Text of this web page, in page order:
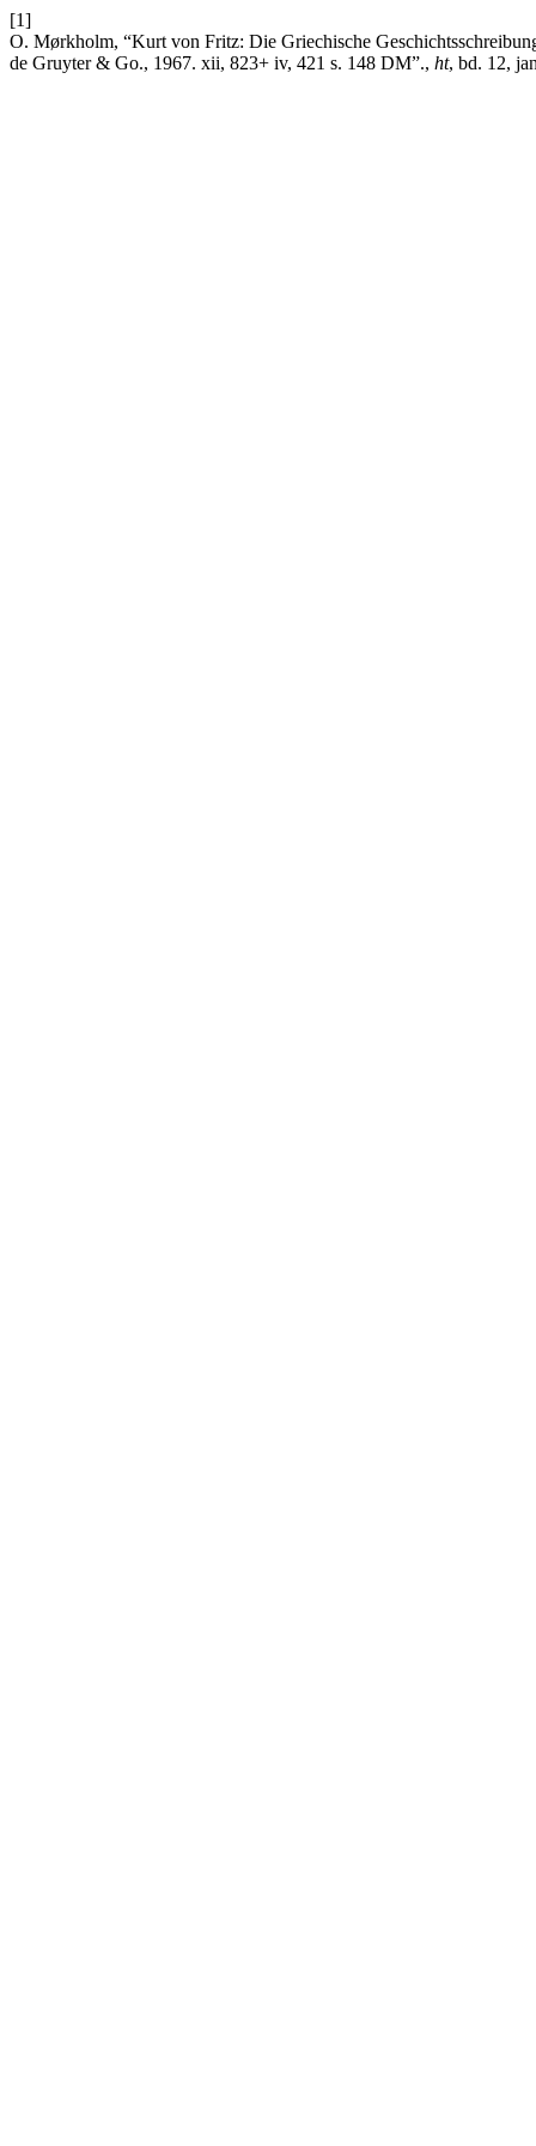
[1]
O. Mørkholm, “Kurt von Fritz: Die Griechische
de Gruyter & Go., 1967. xii, 823+ iv, 421 s. 148 DM”., ht, bd. 12,